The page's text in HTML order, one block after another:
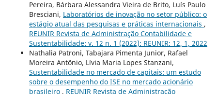
Pereira, Bárbara Alessandra Vieira de Brito, Luís Paulo
Bresciani, Laboratórios de inovação no setor público: o
estágio atual das pesquisas e práticas internacionais ,
REUNIR Revista de Administração Contabilidade e
Sustentabilidade: v. 12 n. 1 (2022): REUNIR: 12, 1, 2022
Nathalia Patroni, Tabajara Pimenta Junior, Rafael
Moreira Antônio, Lívia Maria Lopes Stanzani,
Sustentabilidade no mercado de capitais: um estudo
sobre o desempenho do ISE no mercado acionário
brasileiro , REUNIR Revista de Administração